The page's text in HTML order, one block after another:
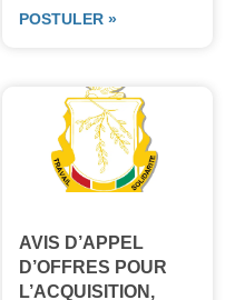
POSTULER »
AVIS D’APPEL
D’OFFRES POUR
L’ACQUISITION,